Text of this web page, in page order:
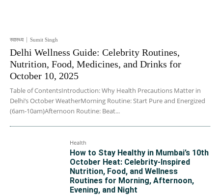
स्वास्थ्य Sumit Singh
Delhi Wellness Guide: Celebrity Routines,
Nutrition, Food, Medicines, and Drinks for
October 10, 2025
Table of ContentsIntroduction: Why Health Precautions Matter in
Delhi’s October WeatherMorning Routine: Start Pure and Energized
(6am-10am)Afternoon Routine: Beat...
Health
How to Stay Healthy in Mumbai’s 10th
October Heat: Celebrity-Inspired
Nutrition, Food, and Wellness
Routines for Morning, Afternoon,
Evening, and Night